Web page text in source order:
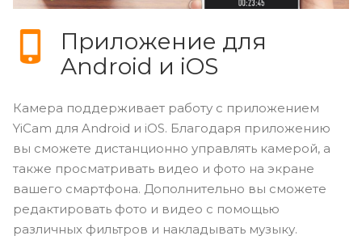
Приложение для
Android и iOS
Камера поддерживает работу с приложением
YiCam для Android и iOS. Благодаря приложению
вы сможете дистанционно управлять камерой, а
также просматривать видео и фото на экране
вашего смартфона. Дополнительно вы сможете
редактировать фото и видео с помощью
различных фильтров и накладывать музыку.